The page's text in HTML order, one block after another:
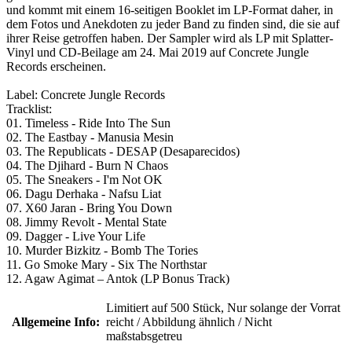
und kommt mit einem 16-seitigen Booklet im LP-Format daher, in
dem Fotos und Anekdoten zu jeder Band zu finden sind, die sie auf
ihrer Reise getroffen haben. Der Sampler wird als LP mit Splatter-
Vinyl und CD-Beilage am 24. Mai 2019 auf Concrete Jungle
Records erscheinen.
Label: Concrete Jungle Records
Tracklist:
01. Timeless - Ride Into The Sun
02. The Eastbay - Manusia Mesin
03. The Republicats - DESAP (Desaparecidos)
04. The Djihard - Burn N Chaos
05. The Sneakers - I'm Not OK
06. Dagu Derhaka - Nafsu Liat
07. X60 Jaran - Bring You Down
08. Jimmy Revolt - Mental State
09. Dagger - Live Your Life
10. Murder Bizkitz - Bomb The Tories
11. Go Smoke Mary - Six The Northstar
12. Agaw Agimat – Antok (LP Bonus Track)
Allgemeine Info:
Limitiert auf 500 Stück, Nur solange der Vorrat
reicht / Abbildung ähnlich / Nicht
maßstabsgetreu